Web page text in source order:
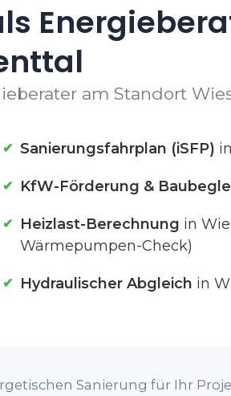
am Standort
Sanierungsfahrplan (iSFP)
KfW-Förderung &
Heizlast-Berechnung in
Wärmepumpen-Check)
Hydraulischer Abgleich in
Sanierung für Ihr